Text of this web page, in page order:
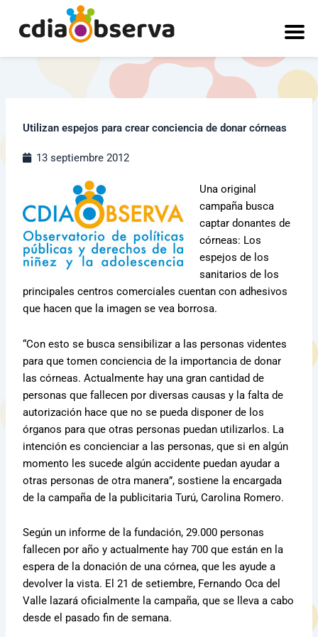
contenido
Utilizan espejos para crear conciencia de donar córneas
13 septiembre 2012
Una original
campaña busca
captar donantes de
córneas: Los
espejos de los
sanitarios de los
principales centros comerciales cuentan con adhesivos
que hacen que la imagen se vea borrosa.
“Con esto se busca sensibilizar a las personas videntes
para que tomen conciencia de la importancia de donar
las córneas. Actualmente hay una gran cantidad de
personas que fallecen por diversas causas y la falta de
autorización hace que no se pueda disponer de los
órganos para que otras personas puedan utilizarlos. La
intención es concienciar a las personas, que si en algún
momento les sucede algún accidente puedan ayudar a
otras personas de otra manera”, sostiene la encargada
de la campaña de la publicitaria Turú, Carolina Romero.
Según un informe de la fundación, 29.000 personas
fallecen por año y actualmente hay 700 que están en la
espera de la donación de una córnea, que les ayude a
devolver la vista. El 21 de setiembre, Fernando Oca del
Valle lazará oficialmente la campaña, que se lleva a cabo
desde el pasado fin de semana.